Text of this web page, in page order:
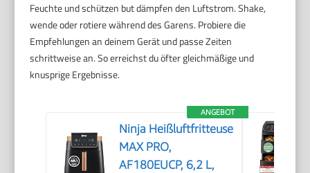
Feuchte und schützen but dämpfen den Luftstrom. Shake,
wende oder rotiere während des Garens. Probiere die
Empfehlungen an deinem Gerät und passe Zeiten
schrittweise an. So erreichst du öfter gleichmäßige und
knusprige Ergebnisse.
ANGEBOT
Ninja Heißluftfritteuse
MAX PRO,
AF180EUCP, 6,2 L,